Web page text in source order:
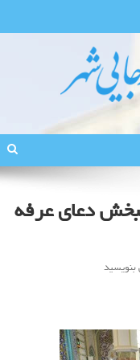
جامع
دعای عرفه
بنویسیددر
روحبخش